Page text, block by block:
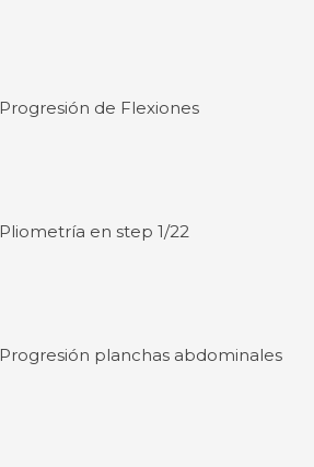
Progresión de Flexiones
Pliometría en step 1/22
Progresión planchas abdominales